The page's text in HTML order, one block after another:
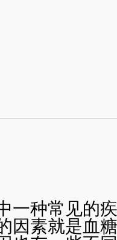
一种常见的
因素就是血